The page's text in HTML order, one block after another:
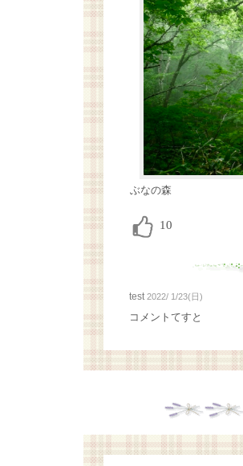
ぶなの森
test2022/ 1/23(日)
コメントてすと